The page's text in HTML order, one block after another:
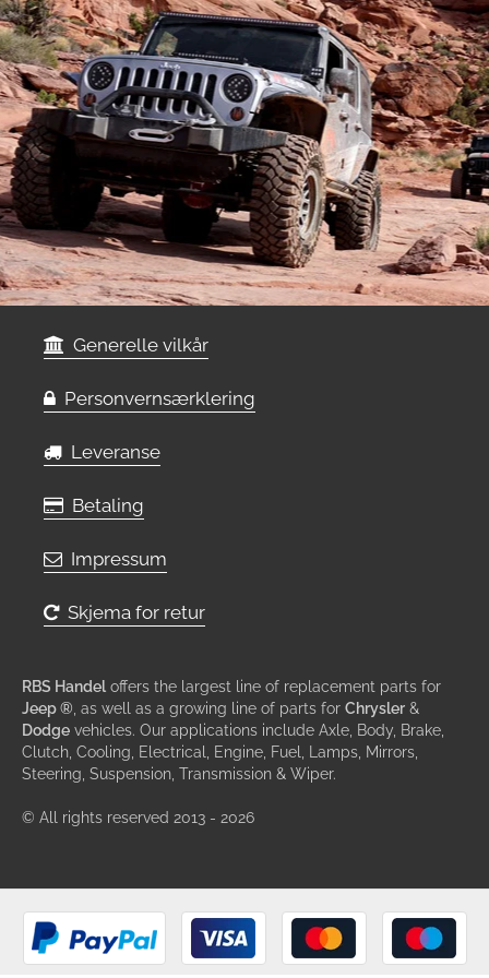
Generelle vilkår
Personvernsærklering
Leveranse
Betaling
Impressum
Skjema for retur
RBS Handel offers the largest line of replacement parts for
Jeep ® , as well as a growing line of parts for Chrysler &
Dodge vehicles. Our applications include Axle, Body, Brake,
Clutch, Cooling, Electrical, Engine, Fuel, Lamps, Mirrors,
Steering, Suspension, Transmission & Wiper.
© All rights reserved 2013 - 2026